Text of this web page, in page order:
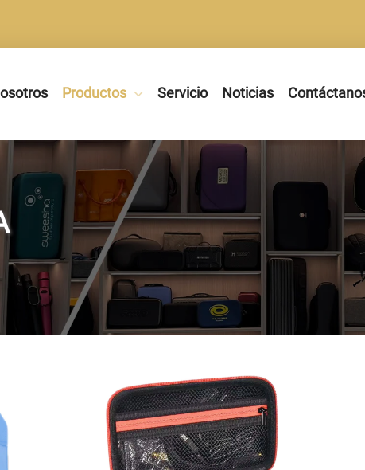
Productos Servicio Noticias